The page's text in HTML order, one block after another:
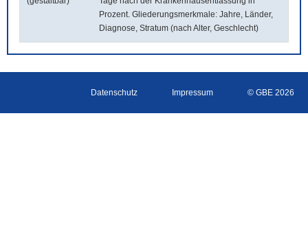
Prozent. Gliederungsmerkmale: Jahre, Länder,
Diagnose, Stratum (nach Alter, Geschlecht)
Datenschutz Impressum © GBE 2026